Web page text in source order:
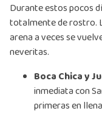
Durante estos pocos
totalmente de rostro.
arena a veces se
neveritas.
Boca Chica y
inmediata con
primeras en